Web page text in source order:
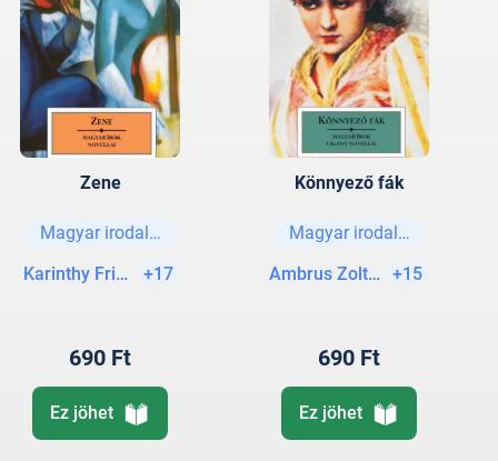
Zene
Magyar irodalom
Karinthy Frigyes+17
690 Ft
Ez jöhet
Könnyező fák
Magyar irodalom
Ambrus Zoltán +15
690 Ft
Ez jöhet